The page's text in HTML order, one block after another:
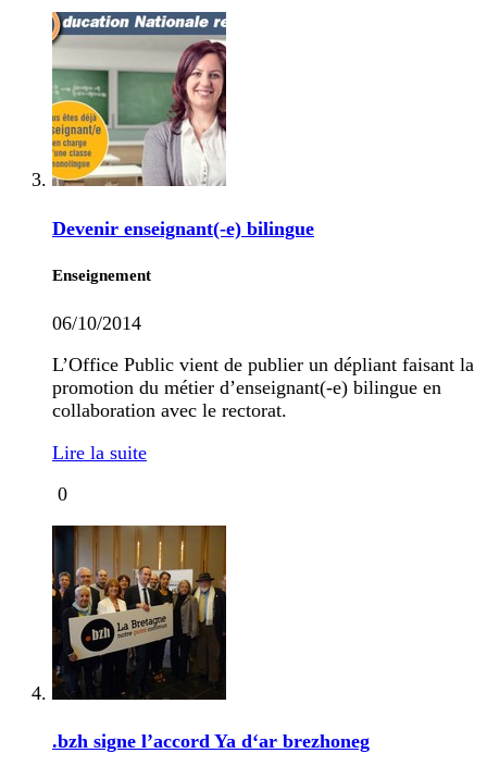
Devenir enseignant(-e) bilingue
Enseignement
06/10/2014
L’Office Public vient de publier un dépliant faisant la
promotion du métier d’enseignant(-e) bilingue en
collaboration avec le rectorat.
Lire la suite
0
.bzh signe l’accord Ya d‘ar brezhoneg